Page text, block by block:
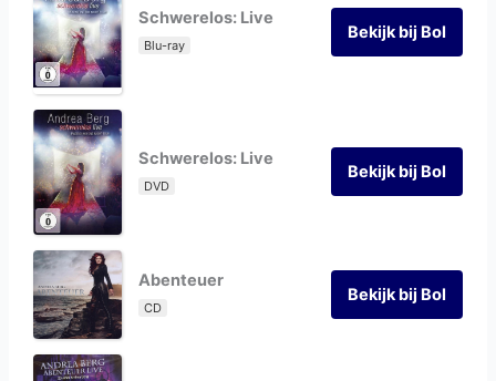
Schwerelos: Live
Blu-ray
Bekijk bij Bol
Schwerelos: Live
DVD
Bekijk bij Bol
Abenteuer
CD
Bekijk bij Bol